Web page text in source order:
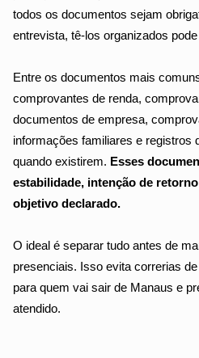
todos os documentos sejam
entrevista, tê-los organizados
Entre os documentos mais
comprovantes de renda,
documentos de empresa,
informações familiares e registros
quando existirem. Esses
estabilidade, intenção de
objetivo declarado.
O ideal é separar tudo antes de
presenciais. Isso evita correrias
para quem vai sair de Manaus e
atendido.